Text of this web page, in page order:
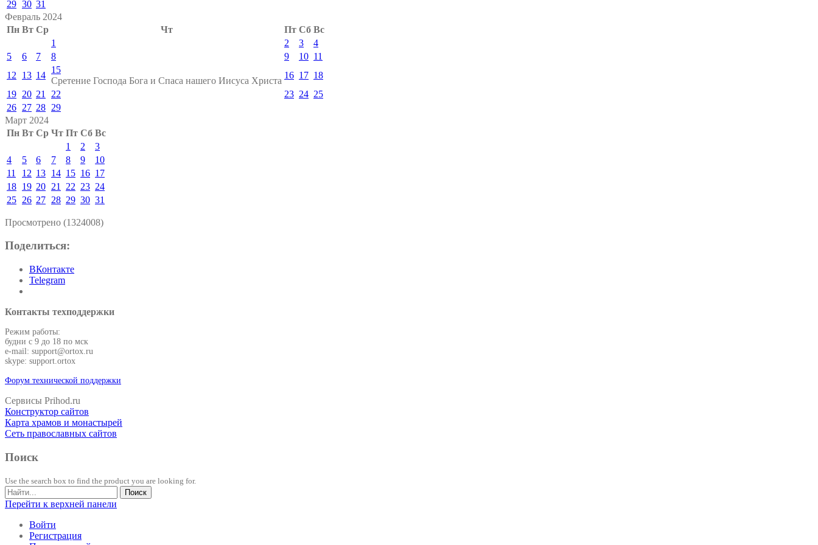
29 30 31
Февраль 2024
Пн Вт Ср Чт Пт Сб Вс
1
2 3
4
5
6 7 8 9 10 11
12
13 14
15
Сретение Господа Бога и Спаса нашего Иисуса Христа
16 17 18
19 20 21 22 23 24 25
26 27 28 29
Март 2024
Пн Вт Ср Чт Пт Сб Вс
1
2
3
4
5 6 7 8 9
10
11
12 13 14 15 16 17
18 19 20 21 22 23 24
25 26 27 28 29 30 31
Просмотрено (1324008)
Поделиться:
ВКонтакте
Telegram
Контакты техподдержки
Режим работы:
будни с 9 до 18 по мск
e-mail: support@ortox.ru
skype: support.ortox
Форум технической поддержки
Сервисы Prihod.ru
Конструктор сайтов
Карта храмов и монастырей
Сеть православных сайтов
Поиск
Use the search box to find the product you are looking for.
Перейти к верхней панели
Войти
Регистрация